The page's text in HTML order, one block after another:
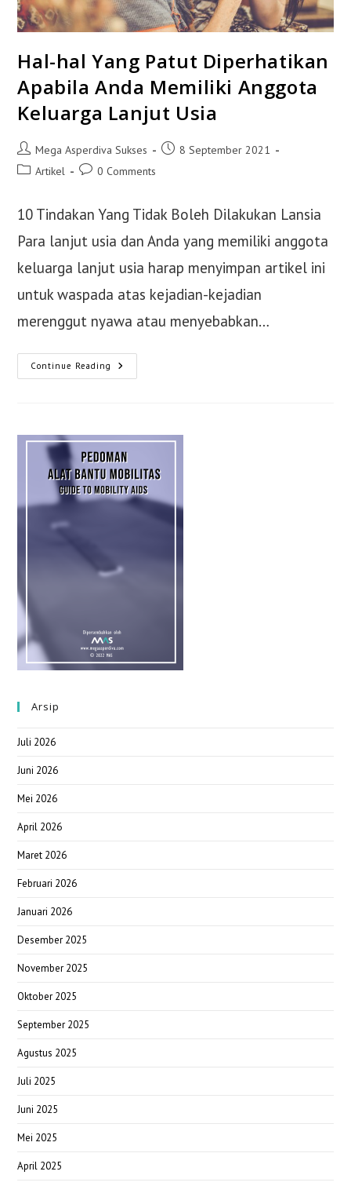
Hal-hal Yang Patut Diperhatikan
Apabila Anda Memiliki Anggota
Keluarga Lanjut Usia
Post
author:
Mega Asperdiva Sukses
Post8 September 2021
PostArtikel
Post0 Comments
10 Tindakan Yang Tidak Boleh Dilakukan Lansia
Para lanjut usia dan Anda yang memiliki anggota
keluarga lanjut usia harap menyimpan artikel ini
untuk waspada atas kejadian-kejadian
merenggut nyawa atau menyebabkan…
Continue Reading Hal-
Hal
Anda
Memiliki
Anggota
Keluarga
Lanjut
Usia
Arsip
Juli 2026
Juni 2026
Mei 2026
April 2026
Maret 2026
Februari 2026
Januari 2026
Desember 2025
November 2025
Oktober 2025
September 2025
Agustus 2025
Juli 2025
Juni 2025
Mei 2025
April 2025